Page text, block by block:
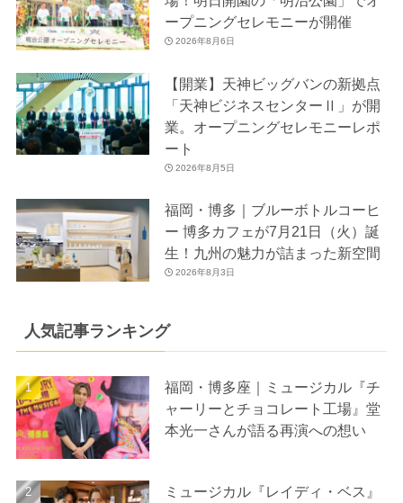
ープニングセレモニーが開催
2026年8月6日
【開業】天神ビッグバンの新拠点
「天神ビジネスセンターⅡ」が開
業。オープニングセレモニーレポ
ート
2026年8月5日
福岡・博多｜ブルーボトルコーヒ
ー 博多カフェが7月21日（火）誕
生！九州の魅力が詰まった新空間
2026年8月3日
人気記事ランキング
福岡・博多座｜ミュージカル『チ
ャーリーとチョコレート工場』堂
本光一さんが語る再演への想い
ミュージカル『レイディ・ベス』